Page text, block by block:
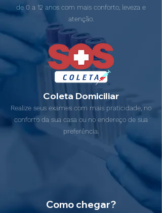
de 0 a 12 anos com mais conforto, leveza e
atenção.
Coleta Domiciliar
Realize seus exames com mais praticidade, no
conforto da sua casa ou no endereço de sua
preferência.
Como chegar?